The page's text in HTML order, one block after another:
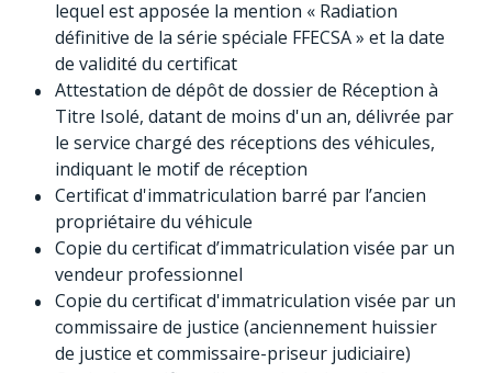
lequel est apposée la mention « Radiation
définitive de la série spéciale FFECSA » et la date
de validité du certificat
Attestation de dépôt de dossier de Réception à
Titre Isolé, datant de moins d'un an, délivrée par
le service chargé des réceptions des véhicules,
indiquant le motif de réception
Certificat d'immatriculation barré par l’ancien
propriétaire du véhicule
Copie du certificat d’immatriculation visée par un
vendeur professionnel
Copie du certificat d'immatriculation visée par un
commissaire de justice (anciennement huissier
de justice et commissaire-priseur judiciaire)